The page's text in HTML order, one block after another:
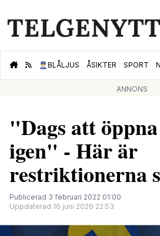
👮🏻‍♂️BLÅLJUS ÅSIKTER SPORT
ANNONS
"Dags att
igen" - Här är
restriktionerna
Publicerad 3 februari 2022 01:00
Uppdaterad 16 juni 2026 22:53